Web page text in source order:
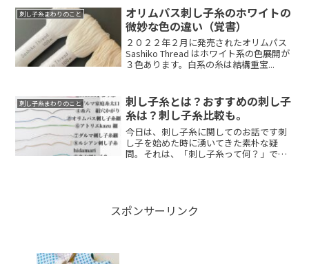
刺し子糸まわりのこと
オリムパス刺し子糸のホワイトの
微妙な色の違い（覚書）
２０２２年２月に発売されたオリムパス
Sashiko Thread はホワイト系の色展開が
３色あります。白系の糸は結構重宝...
刺し子糸まわりのこと
刺し子糸とは？おすすめの刺し子
糸は？刺し子糸比較も。
今日は、刺し子糸に関してのお話です刺
し子を始めた時に湧いてきた素朴な疑
問。それは、「刺し子糸って何？」でし
スポンサーリンク